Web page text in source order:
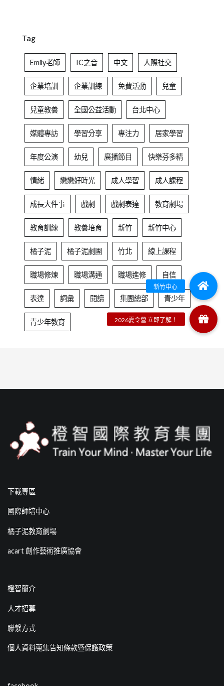
Tag
Emily老師 IC之音 中文 人際社交
企業培訓 企業訓練 免費活動 兒童
兒童教養 全國公益活動 台北中心
媒體專訪 學習分享 專注力 居家學習
年度公演 幼兒 廣播節目 快樂芬多精
情緒 戀戀好時光 成人學習 成人課程
成長大件事 戲劇 戲劇表達 教育劇場
教育訓練 教養培育 新竹 新竹中心
橘子泥 橘子泥劇團 竹北 線上課程
職場修煉 職場溝通 職場進修 自信
表達 詞彙 閱讀 集團總部 青少年
青少年教育
下載專區
國際師培中心
橘子泥教育劇場
acart 創作藝術推廣協會
橙智簡介
人才招募
聯繫方式
個人資料蒐集告知條款暨保護政策